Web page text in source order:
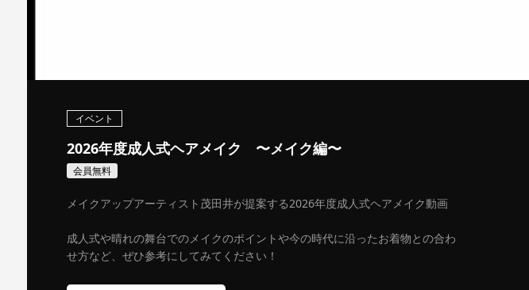
イベント
2026年度成人式ヘアメイク 〜メイク編〜
会員無料
メイクアップアーティスト茂田井が提案する2026年度成人式ヘアメイク動画
成人式や晴れの舞台でのメイクのポイントや今の時代に沿ったお着物との合わ
せ方など、ぜひ参考にしてみてください！